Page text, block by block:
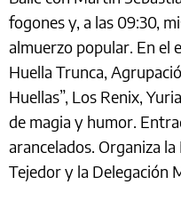
fogones y, a las 09:30,
almuerzo popular. En el
Huella Trunca,
Huellas”, Los Renix,
de magia y humor.
arancelados. Organiza
Tejedor y la Delegación